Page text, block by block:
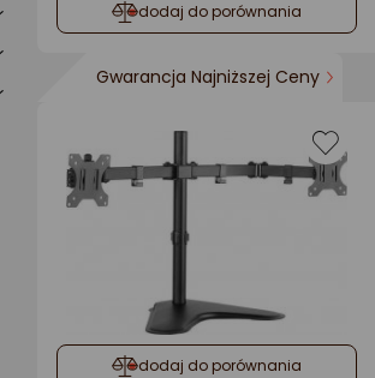
dodaj do porównania
Gwarancja Najniższej Ceny
dodaj do porównania